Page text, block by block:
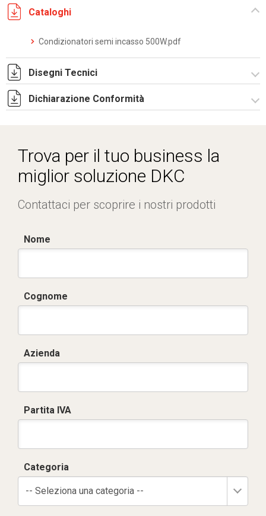
Cataloghi
Condizionatori semi incasso 500W.pdf
Disegni Tecnici
DF0070.pdf
ST0516.zip
Dichiarazione Conformità
Trova per il tuo business la
miglior soluzione DKC
Contattaci per scoprire i nostri prodotti
Nome
Cognome
Azienda
Partita IVA
Categoria
-- Seleziona una categoria --